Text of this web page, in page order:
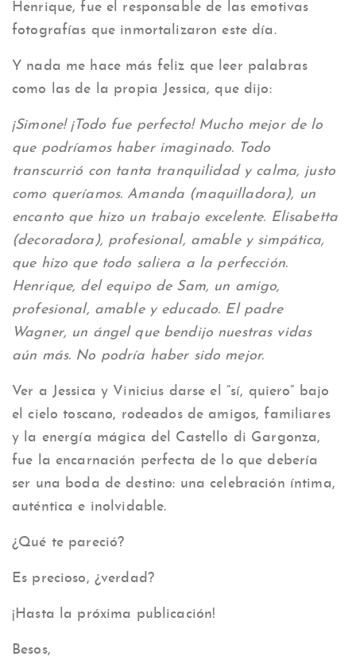
Henrique, fue el responsable de las emotivas
fotografías que inmortalizaron este día.
Y nada me hace más feliz que leer palabras
como las de la propia Jessica, que dijo:
¡Simone! ¡Todo fue perfecto! Mucho mejor de lo
que podríamos haber imaginado. Todo
transcurrió con tanta tranquilidad y calma, justo
como queríamos. Amanda (maquilladora), un
encanto que hizo un trabajo excelente. Elisabetta
(decoradora), profesional, amable y simpática,
que hizo que todo saliera a la perfección.
Henrique, del equipo de Sam, un amigo,
profesional, amable y educado. El padre
Wagner, un ángel que bendijo nuestras vidas
aún más. No podría haber sido mejor.
Ver a Jessica y Vinicius darse el “sí, quiero” bajo
el cielo toscano, rodeados de amigos, familiares
y la energía mágica del Castello di Gargonza,
fue la encarnación perfecta de lo que debería
ser una boda de destino: una celebración íntima,
auténtica e inolvidable.
¿Qué te pareció?
Es precioso, ¿verdad?
¡Hasta la próxima publicación!
Besos,